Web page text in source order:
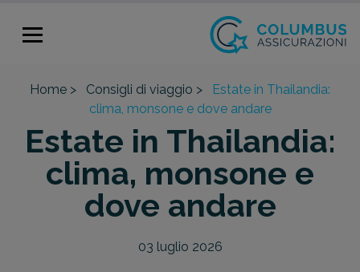
Home > Consigli di viaggio >
Estate in Thailandia:
clima, monsone e dove andare
Estate in Thailandia:
clima, monsone e
dove andare
03 luglio 2026